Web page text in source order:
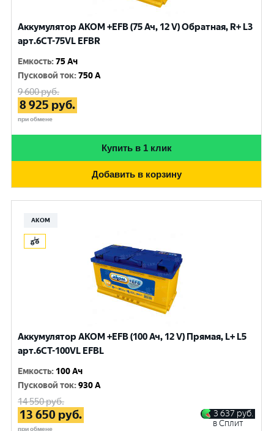
Аккумулятор AKOM +EFB (75 Ач, 12 V) Обратная, R+ L3
арт.6СТ-75VL EFBR
Емкость:75 Ач
Пусковой ток:750 A
9 600руб.
8 925 руб.
при обмене
Купить в 1 клик
Добавить в корзину
АКОМ
Аккумулятор AKOM +EFB (100 Ач, 12 V) Прямая, L+ L5
арт.6СТ-100VL EFBL
Емкость: 100 Ач
Пусковой ток:930 A
14 550руб.
13 650 руб.
при обмене
3 637 руб.
в Сплит